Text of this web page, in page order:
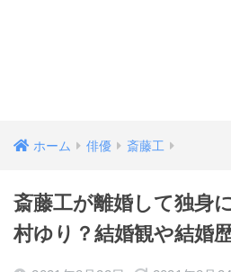
ホーム 俳優 斎藤工
斎藤工が離婚して独身
村ゆり？結婚観や結婚